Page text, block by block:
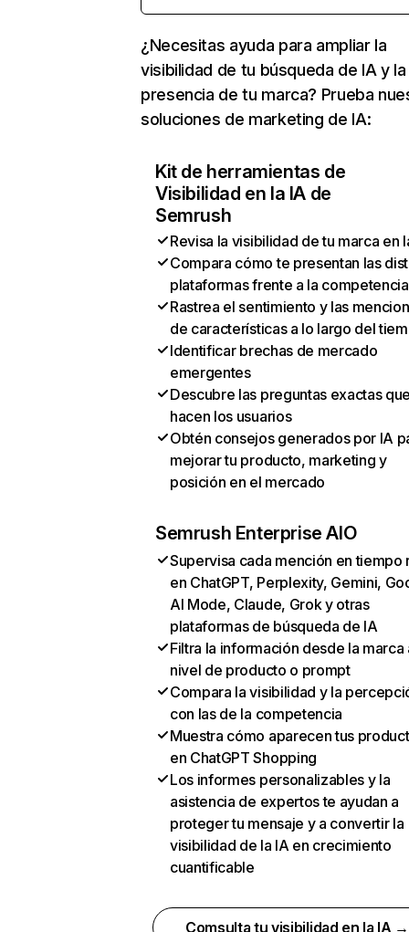
¿Necesitas ayuda para ampliar la
visibilidad de tu búsqueda de IA y la
presencia de tu marca? Prueba
soluciones de marketing de IA:
Kit de herramientas de
Visibilidad en la IA de
Semrush
Revisa la visibilidad de tu marca en
Compara cómo te presentan las
plataformas frente a la competencia
Rastrea el sentimiento y las
de características a lo largo del
Identificar brechas de mercado
emergentes
Descubre las preguntas exactas
hacen los usuarios
Obtén consejos generados por IA
mejorar tu producto, marketing y
posición en el mercado
Semrush Enterprise AIO
Supervisa cada mención en tiempo
en ChatGPT, Perplexity, Gemini,
AI Mode, Claude, Grok y otras
plataformas de búsqueda de IA
Filtra la información desde la marca
nivel de producto o prompt
Compara la visibilidad y la
con las de la competencia
Muestra cómo aparecen tus
en ChatGPT Shopping
Los informes personalizables y la
asistencia de expertos te ayudan a
proteger tu mensaje y a convertir la
visibilidad de la IA en crecimiento
cuantificable
Comsulta tu visibilidad en la IA →